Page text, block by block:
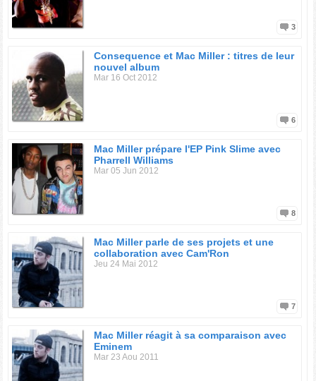
3
Consequence et Mac Miller : titres de leur
nouvel album
Mar 16 Oct 2012
6
Mac Miller prépare l'EP Pink Slime avec
Pharrell Williams
Mar 05 Jun 2012
8
Mac Miller parle de ses projets et une
collaboration avec Cam'Ron
Jeu 24 Mai 2012
7
Mac Miller réagit à sa comparaison avec
Eminem
Mar 23 Aou 2011